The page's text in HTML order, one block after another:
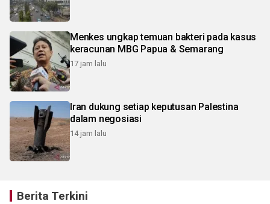
Menkes ungkap temuan bakteri pada kasus
keracunan MBG Papua & Semarang
17 jam lalu
Iran dukung setiap keputusan Palestina
dalam negosiasi
14 jam lalu
Berita Terkini